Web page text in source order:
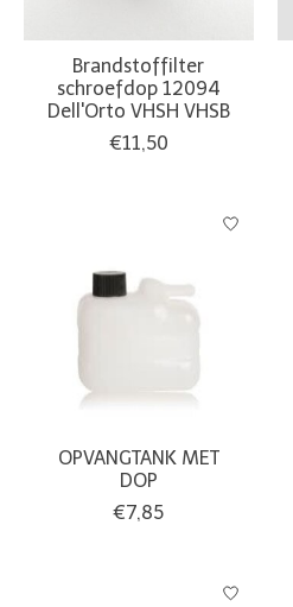
Brandstoffilter
schroefdop 12094
Dell'Orto VHSH VHSB
€11,50
OPVANGTANK MET
DOP
€7,85